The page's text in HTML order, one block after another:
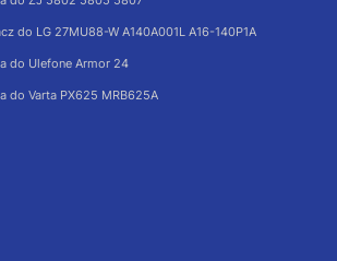
do LG 27MU88-W A140A001L A16-140P1A
do Ulefone Armor 24
do Varta PX625 MRB625A